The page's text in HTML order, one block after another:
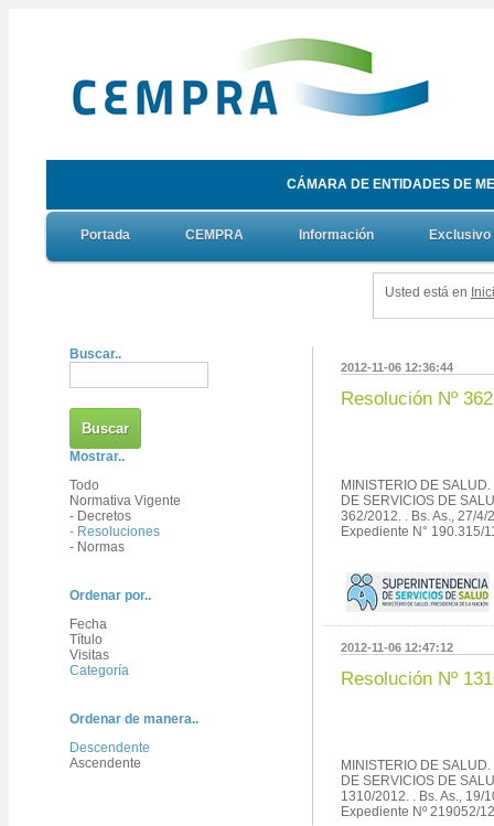
CÁMARA DE ENTIDADES DE
Portada CEMPRA Información
Usted está en
Buscar..
Mostrar..
Todo
Normativa Vigente
- Decretos
- Resoluciones
- Normas
Ordenar por..
Fecha
Título
Visitas
Categoría
Ordenar de manera..
Descendente
Ascendente
2012-11-06 12:36:44
Resolución Nº
MINISTERIO DE
DE SERVICIOS DE
362/2012. . Bs. As., 27/4/
Expediente N° 190.315/
2012-11-06 12:47:12
Resolución Nº
MINISTERIO DE
DE SERVICIOS DE
1310/2012. . Bs. As., 19/
Expediente Nº 219052/